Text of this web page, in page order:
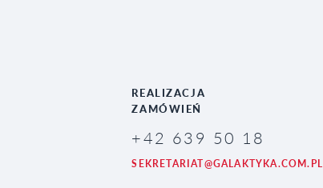
REALIZACJA
ZAMÓWIEŃ
+42 639 50 18
SEKRETARIAT@GALAKTYKA.COM.PL